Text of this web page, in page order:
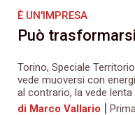
È UN'IMPRESA
Può
Torino, Speciale
vede muoversi con
al contrario, la vede lenta
di Marco Vallario |